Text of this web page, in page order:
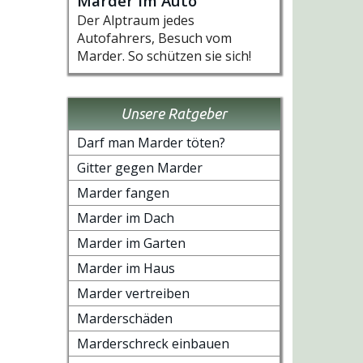
Der Alptraum jedes
Autofahrers, Besuch vom
Marder. So schützen sie sich!
Unsere Ratgeber
Darf man Marder töten?
Gitter gegen Marder
Marder fangen
Marder im Dach
Marder im Garten
Marder im Haus
Marder vertreiben
Marderschäden
Marderschreck einbauen